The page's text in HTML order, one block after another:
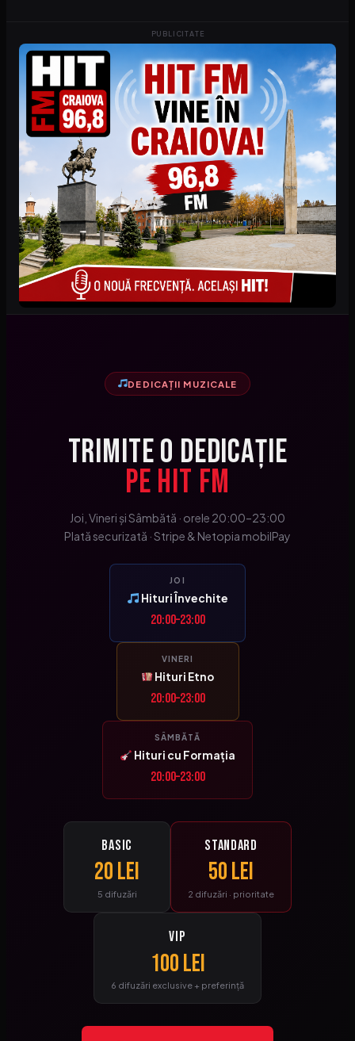
PUBLICITATE
DEDICAȚII MUZICALE
Trimite o Dedicație
pe HIT FM
Joi, Vineri și Sâmbătă · orele 20:00–23:00
Plată securizată · Stripe & Netopia mobilPay
JOI
Hituri Învechite
20:00–23:00
VINERI
Hituri Etno
20:00–23:00
SÂMBĂTĂ
Hituri cu Formația
20:00–23:00
Basic
20 lei
5 difuzări
Standard
50 lei
2 difuzări · prioritate
VIP
100 lei
6 difuzări exclusive + preferință